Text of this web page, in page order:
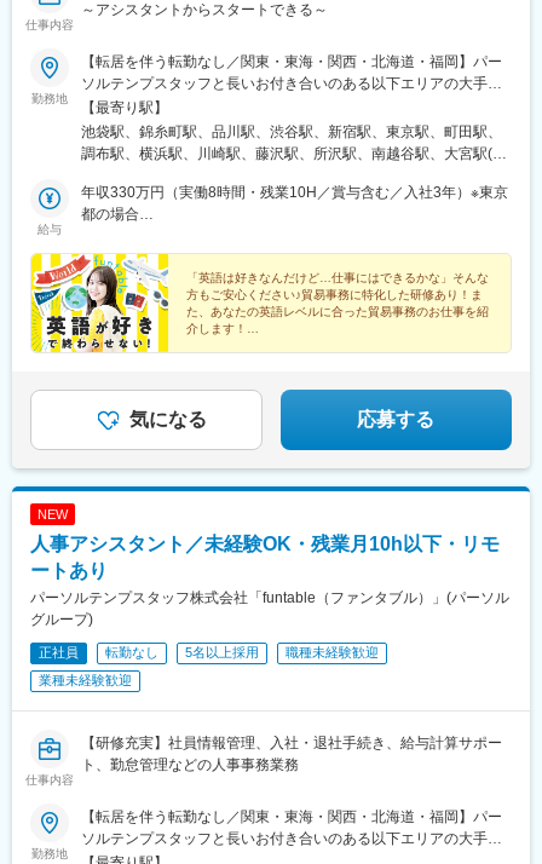
仕事内容
～アシスタントからスタートできる～
勤務地
【転居を伴う転勤なし／関東・東海・関西・北海道・福岡】パー
ソルテンプスタッフと長いお付き合いのある以下エリアの大手・
優良企業に配属＜関東＞東京都・神奈川県・埼玉県・千葉県・茨
城県（つくば市内）・栃木県（宇都宮市内）＜東海＞岐阜県・静
岡県・愛知県・三重県＜関西＞大阪府・京都府・兵庫県・滋賀県
中央区）☆駅近のオフィスがほとんどなので、通勤も便利です☆
お住まいの地域や希望を考慮します☆配属先によって、在宅勤務
し／当社規定に基づく）☆受動喫煙対策：原則あり（勤務先に従
う）
【最寄り駅】
池袋駅、錦糸町駅、品川駅、渋谷駅、新宿駅、東京駅、町田駅、
調布駅、横浜駅、川崎駅、藤沢駅、所沢駅、南越谷駅、大宮駅(埼
駅、宇都宮駅、岐阜駅、沼津駅、浜松駅、静岡駅、刈谷駅、小牧
駅、知多半田駅、豊橋駅、豊田市駅、栄駅(愛知県)、近鉄四日市
駅(阪神)、姫路駅、草津駅(滋賀県)、札幌駅、祇園駅(福岡県)、天
神南駅、北品川駅、南新宿駅、大手町駅(東京都)、布田駅、新高島
駅、京急川崎駅、石上駅、新越谷駅、京成成田駅、京成西船駅、
京成千葉駅、名鉄岐阜駅、第一通り駅、新静岡駅、半田駅、駅前
駅、新豊田駅、栄町駅(愛知県)、あすなろう四日市駅、四条駅(京
駅、櫛田神社前駅、天神駅、高輪ゲートウェイ駅、代々木駅、二
重橋前駅、神奈川駅、栄町駅(千葉県)、新浜松駅、新豊橋駅、矢場
給与
年収330万円（実働8時間・残業10H／賞与含む／入社3年）※東京
都の場合
府の場合
「英語は好きなんだけど…仕事にはできるかな」そんな
方もご安心ください♪貿易事務に特化した研修あり！ま
た、あなたの英語レベルに合った貿易事務のお仕事を紹
介します！
気になる 応募する
NEW
人事アシスタント／未経験OK・残業月10h以下・リモ
ートあり
パーソルテンプスタッフ株式会社「funtable（ファンタブル）」(パーソル
グループ)
正社員 転勤なし 5名以上採用
職種未経験歓迎
業種未経験歓迎
仕事内容
【研修充実】社員情報管理、入社・退社手続き、給与計算サポー
ト、勤怠管理などの人事事務業務
勤務地
【転居を伴う転勤なし／関東・東海・関西・北海道・福岡】パー
ソルテンプスタッフと長いお付き合いのある以下エリアの大手・
優良企業に配属＜関東＞東京都・神奈川県・埼玉県・千葉県・茨